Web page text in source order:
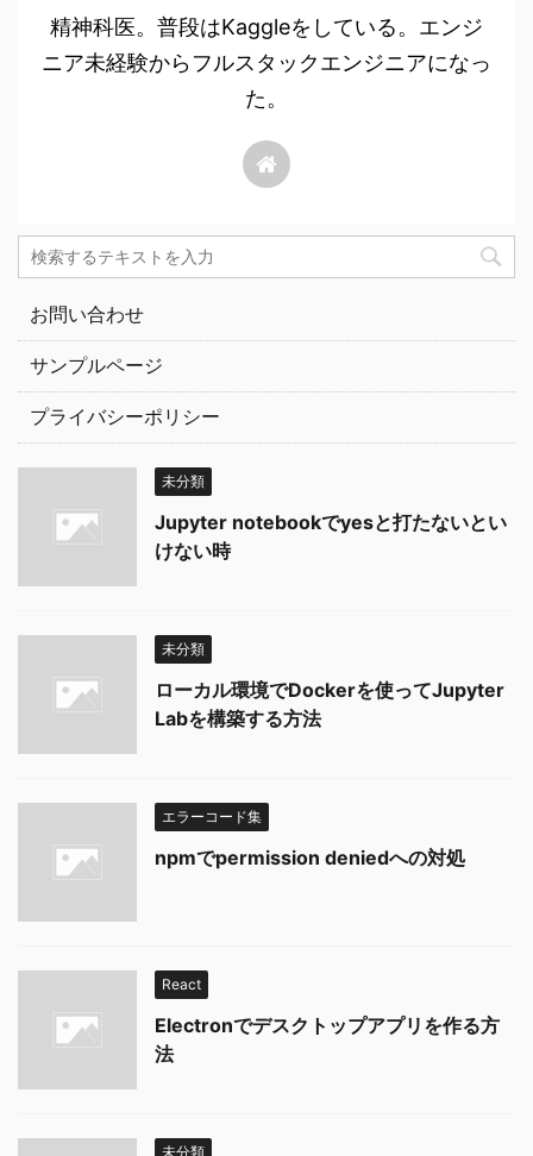
精神科医。普段はKaggleをしている。エンジ
ニア未経験からフルスタックエンジニアになっ
た。
お問い合わせ
サンプルページ
プライバシーポリシー
未分類
Jupyter notebookでyesと打たないとい
けない時
未分類
ローカル環境でDockerを使ってJupyter
Labを構築する方法
エラーコード集
npmでpermission deniedへの対処
React
Electronでデスクトップアプリを作る方
法
未分類